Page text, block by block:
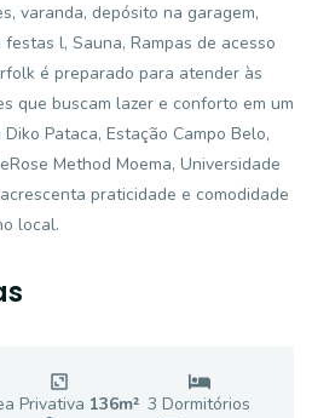
varanda, depósito na garagem,
l, Sauna, Rampas de acesso
é preparado para atender às
que buscam lazer e conforto em um
Pataca, Estação Campo Belo,
Method Moema, Universidade
praticidade e comodidade
local.
Privativa 136m² 3 Dormitórios